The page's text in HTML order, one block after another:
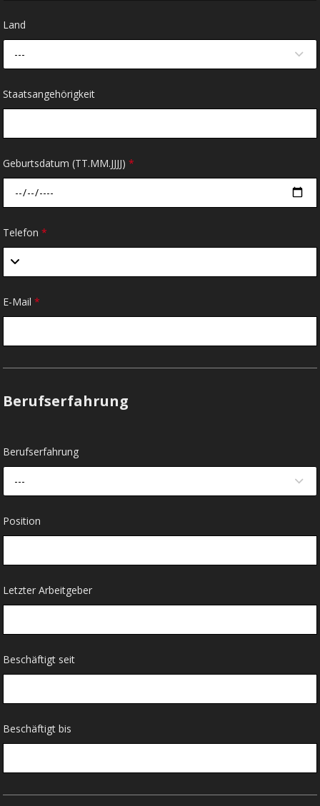
Land
---
Staatsangehörigkeit
Geburtsdatum (TT.MM.JJJJ)*
Telefon*
E-Mail*
Berufserfahrung
Berufserfahrung
---
Position
Letzter Arbeitgeber
Beschäftigt seit
Beschäftigt bis